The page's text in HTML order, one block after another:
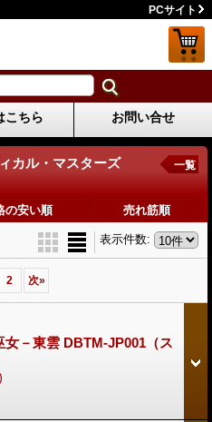
PCサイト
こちら お問い合せ
カル・マスターズ
一覧
の安い順 売れ筋順
表示件数:
2 次»
女－東雲 DBTM-JP001（ス